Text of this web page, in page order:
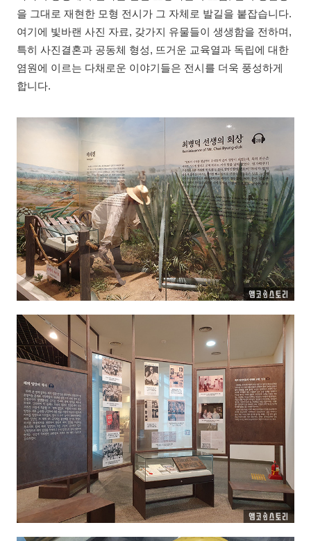
을 그대로 재현한 모형 전시가 그 자체로 발길을 붙잡습니다.
여기에 빛바랜 사진 자료, 갖가지 유물들이 생생함을 전하며,
특히 사진결혼과 공동체 형성, 뜨거운 교육열과 독립에 대한
염원에 이르는 다채로운 이야기들은 전시를 더욱 풍성하게
합니다.